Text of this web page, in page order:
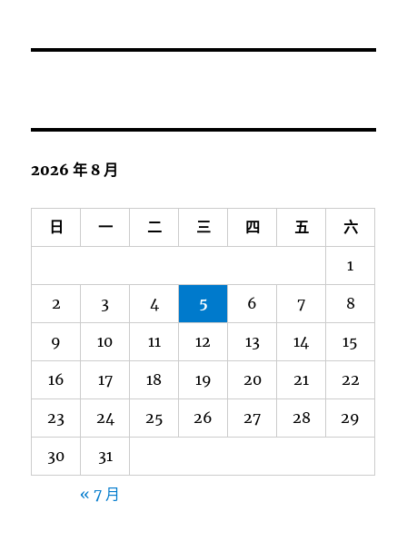
2026 年 8 月
日 一 二 三 四 五 六
1
2 3 4 5 6 7 8
9 10 11 12 13 14 15
16 17 18 19 20 21 22
23 24 25 26 27 28 29
30 31
« 7 月